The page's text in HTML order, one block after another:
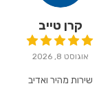
קרן טייב
אוגוסט 8, 2026
שירות מהיר ואדיב